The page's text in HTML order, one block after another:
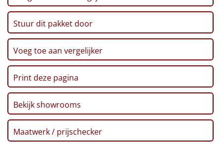
Alle thema's
Artikel
Hitster NIEUW
Pizzarette
Tas
Wake up light
Toast, 100 gr
Picos, 150 gr
Aïoli, 90 gr
Pindamix, 100 gr
Appelsap, 0,75 ltr
Mallowmix, 25 gr
Kerstkaart
Voucher Ponycity
Voucher Fletcher hotel
Verpakt in een feestelijke kerstdoos
Stuur dit pakket door
Voeg toe aan vergelijker
Print deze pagina
Bekijk showrooms
Maatwerk / prijschecker